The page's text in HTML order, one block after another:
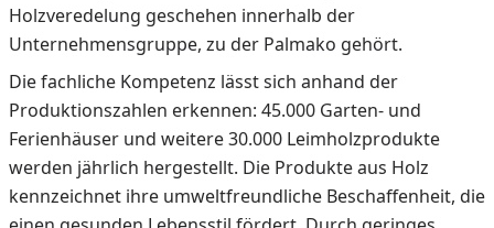
Holzveredelung geschehen innerhalb der
Unternehmensgruppe, zu der Palmako gehört.
Die fachliche Kompetenz lässt sich anhand der
Produktionszahlen erkennen: 45.000 Garten- und
Ferienhäuser und weitere 30.000 Leimholzprodukte
werden jährlich hergestellt. Die Produkte aus Holz
kennzeichnet ihre umweltfreundliche Beschaffenheit, die